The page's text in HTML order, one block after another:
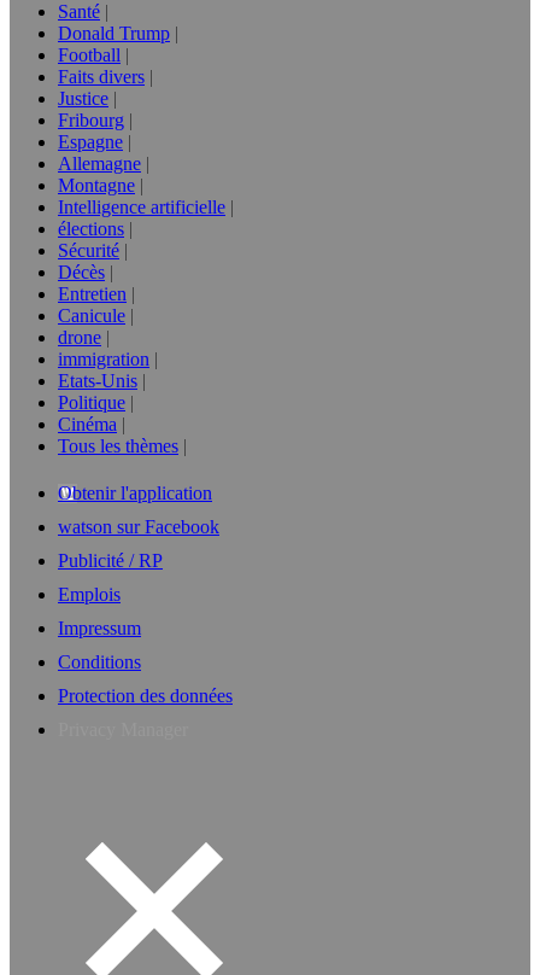
Santé
Donald Trump
Football
Faits divers
Justice
Fribourg
Espagne
Allemagne
Montagne
Intelligence artificielle
élections
Sécurité
Décès
Entretien
Canicule
drone
immigration
Etats-Unis
Politique
Cinéma
Tous les thèmes
Obtenir l'application
watson sur Facebook
Publicité / RP
Emplois
Impressum
Conditions
Protection des données